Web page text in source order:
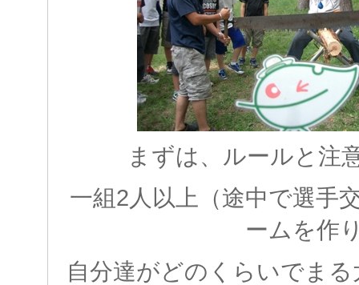
まずは、ルールと注
一組2人以上（途中で選手
ームを作
自分達がどのくらいでま